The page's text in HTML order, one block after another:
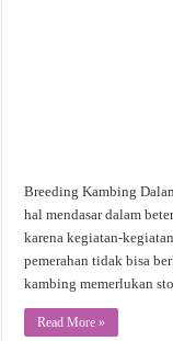
Breeding Kambing
hal mendasar dalam
karena kegiatan-
pemerahan tidak bisa
kambing memerlukan
Read More »